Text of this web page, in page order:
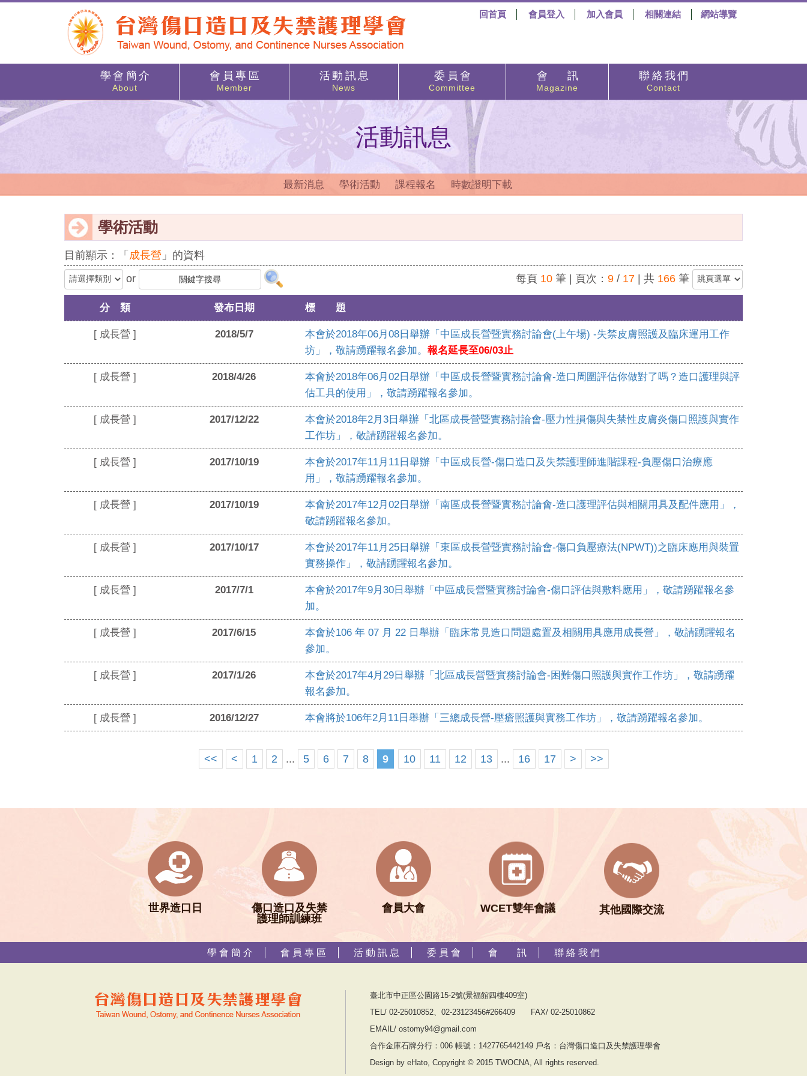
回首頁 會員登入 加入會員 相關連結 網站導覽
學 會 簡 介
About
會 員 專 區
Member
活 動 訊 息
News
委 員 會
Committee
會 訊
Magazine
聯 絡 我 們
Contact
活動訊息
最新消息 學術活動 課程報名 時數證明下載
學術活動
目前顯示：「 成長營 」的資料
or
每頁 10 筆 | 頁次： 9 / 17 | 共 166 筆
分 類 發布日期 標 題
[ 成長營 ] 2018/5/7
本會於2018年06月08日舉辦「中區成長營暨實務討論會(上午場) -失禁皮膚照護及臨床運用工作
坊」，敬請踴躍報名參加。 報名延長至06/03止
[ 成長營 ] 2018/4/26
本會於2018年06月02日舉辦「中區成長營暨實務討論會-造口周圍評估你做對了嗎？造口護理與評
估工具的使用」，敬請踴躍報名參加。
[ 成長營 ] 2017/12/22
本會於2018年2月3日舉辦「北區成長營暨實務討論會-壓力性損傷與失禁性皮膚炎傷口照護與實作
工作坊」，敬請踴躍報名參加。
[ 成長營 ] 2017/10/19
本會於2017年11月11日舉辦「中區成長營-傷口造口及失禁護理師進階課程-負壓傷口治療應
用」，敬請踴躍報名參加。
[ 成長營 ] 2017/10/19
本會於2017年12月02日舉辦「南區成長營暨實務討論會-造口護理評估與相關用具及配件應用」，
敬請踴躍報名參加。
[ 成長營 ] 2017/10/17
本會於2017年11月25日舉辦「東區成長營暨實務討論會-傷口負壓療法(NPWT))之臨床應用與裝置
實務操作」，敬請踴躍報名參加。
[ 成長營 ] 2017/7/1
本會於2017年9月30日舉辦「中區成長營暨實務討論會-傷口評估與敷料應用」，敬請踴躍報名參
加。
[ 成長營 ] 2017/6/15
本會於106 年 07 月 22 日舉辦「臨床常見造口問題處置及相關用具應用成長營」，敬請踴躍報名
參加。
[ 成長營 ] 2017/1/26
本會於2017年4月29日舉辦「北區成長營暨實務討論會-困難傷口照護與實作工作坊」，敬請踴躍
報名參加。
[ 成長營 ] 2016/12/27 本會將於106年2月11日舉辦「三總成長營-壓瘡照護與實務工作坊」，敬請踴躍報名參加。
<< < 1 2 ... 5 6 7 8 9 10 11 12 13 ... 16 17 > >>
世界造口日
傷口造口及失禁
護理師訓練班
會員大會 WCET雙年會議 其他國際交流
學 會 簡 介 會 員 專 區 活 動 訊 息 委 員 會 會 訊 聯 絡 我 們
臺北市中正區公園路15-2號(景福館四樓409室)
TEL/ 02-25010852、02-23123456#266409 FAX/ 02-25010862
EMAIL/ ostomy94@gmail.com
合作金庫石牌分行：006 帳號：1427765442149 戶名：台灣傷口造口及失禁護理學會
Design by eHato, Copyright © 2015 TWOCNA, All rights reserved.